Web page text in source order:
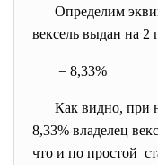
Определим
вексель выдан на 2
= 8,33%
Как видно, при
8,33% владелец
что и по простой